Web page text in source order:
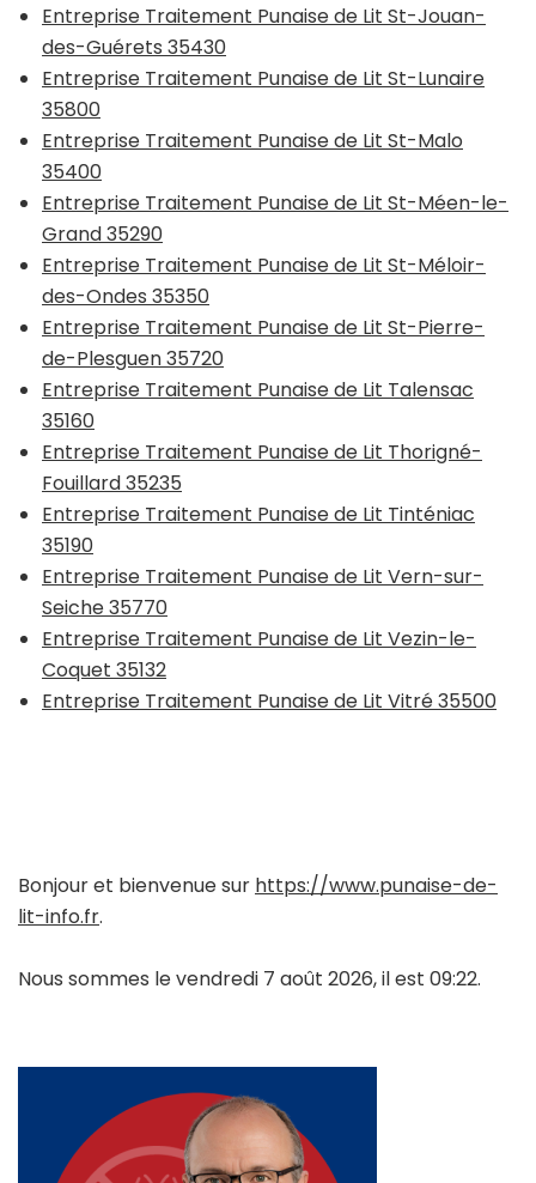
Entreprise Traitement Punaise de Lit St-Jouan-
des-Guérets 35430
Entreprise Traitement Punaise de Lit St-Lunaire
35800
Entreprise Traitement Punaise de Lit St-Malo
35400
Entreprise Traitement Punaise de Lit St-Méen-le-
Grand 35290
Entreprise Traitement Punaise de Lit St-Méloir-
des-Ondes 35350
Entreprise Traitement Punaise de Lit St-Pierre-
de-Plesguen 35720
Entreprise Traitement Punaise de Lit Talensac
35160
Entreprise Traitement Punaise de Lit Thorigné-
Fouillard 35235
Entreprise Traitement Punaise de Lit Tinténiac
35190
Entreprise Traitement Punaise de Lit Vern-sur-
Seiche 35770
Entreprise Traitement Punaise de Lit Vezin-le-
Coquet 35132
Entreprise Traitement Punaise de Lit Vitré 35500
Bonjour et bienvenue sur https://www.punaise-de-
lit-info.fr.
Nous sommes le vendredi 7 août 2026, il est 09:22.